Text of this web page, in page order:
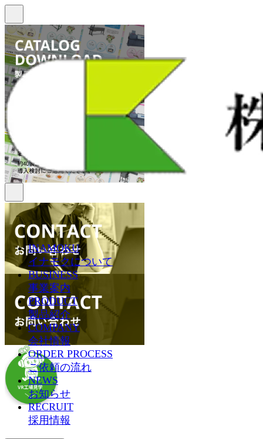
INAMOKU
イナモクについて
BUSINESS
事業案内
PRODUCT
製品紹介
COMPANY
会社情報
ORDER PROCESS
ご依頼の流れ
NEWS
お知らせ
RECRUIT
採用情報